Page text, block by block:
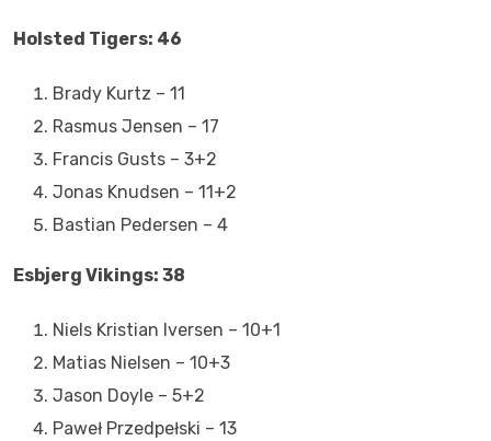
Holsted Tigers: 46
Brady Kurtz – 11
Rasmus Jensen – 17
Francis Gusts – 3+2
Jonas Knudsen – 11+2
Bastian Pedersen – 4
Esbjerg Vikings: 38
Niels Kristian Iversen – 10+1
Matias Nielsen – 10+3
Jason Doyle – 5+2
Paweł Przedpełski – 13